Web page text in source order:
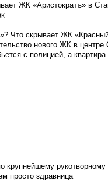
ЖК «Аристократъ» в
Что скрывает ЖК
нового ЖК в
с полицией, а
крупнейшему
просто здравница